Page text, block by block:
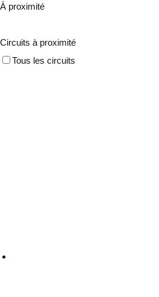
À proximité
Circuits à proximité
Tous les circuits